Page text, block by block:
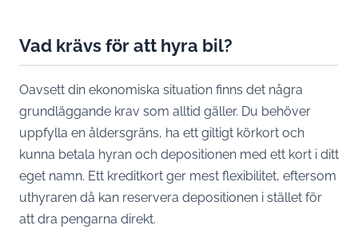
Vad krävs för att hyra bil?
Oavsett din ekonomiska situation finns det några
grundläggande krav som alltid gäller. Du behöver
uppfylla en åldersgräns, ha ett giltigt körkort och
kunna betala hyran och depositionen med ett kort i ditt
eget namn. Ett kreditkort ger mest flexibilitet, eftersom
uthyraren då kan reservera depositionen i stället för
att dra pengarna direkt.